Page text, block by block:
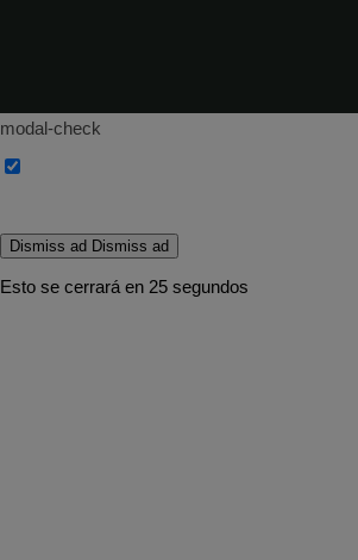
modal-check
Dismiss ad Dismiss ad
Esto se cerrará en 25 segundos